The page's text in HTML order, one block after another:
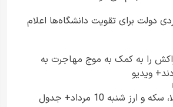
دولت برای تقویت دانشگاه‌ها اعلام
را به کمک به موج مهاجرت به
ویدیو
شنبه 10 مرداد+ جدول